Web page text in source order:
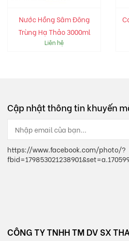
Nước Hồng Sâm Đông
Trùng Hạ Thảo 3000ml
Liên hệ
Cập nhật thông tin khuyến
https://www.facebook.com/photo/?
CÔNG TY TNHH TM DV SX